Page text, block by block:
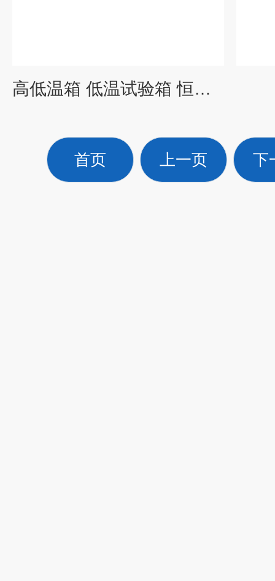
高低温箱 低温试验箱 恒温恒湿箱
首页 上一页 下